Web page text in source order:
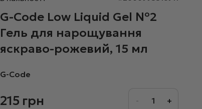
G-Code Low Liquid Gel №2
Гель для нарощування
яскраво-рожевий, 15 мл
G-Code
215 грн